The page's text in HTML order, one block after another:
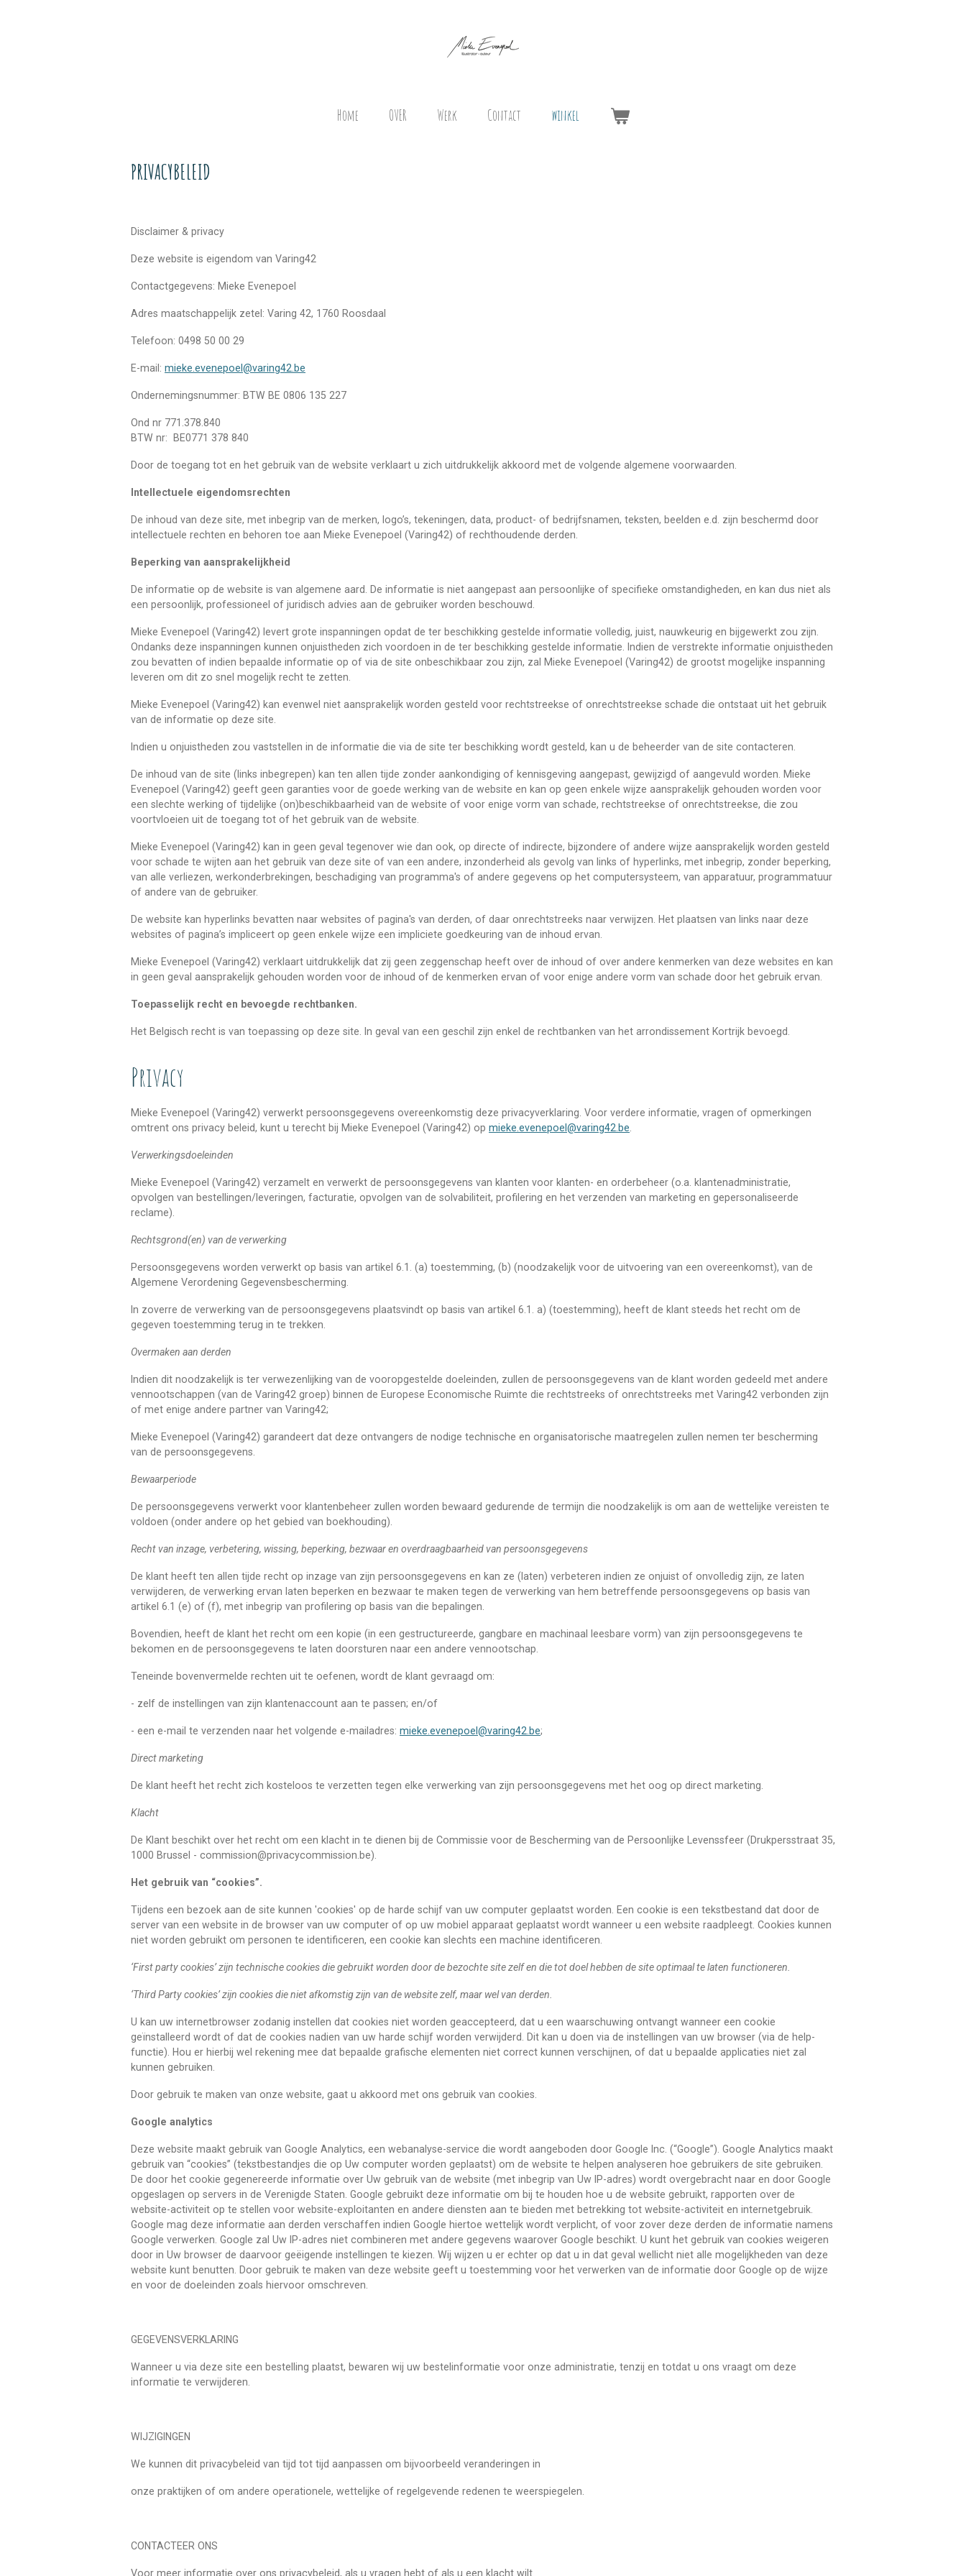
Home OVER Werk Contact winkel
PRIVACYBELEID
Disclaimer & privacy
Deze website is eigendom van Varing42
Contactgegevens: Mieke Evenepoel
Adres maatschappelijk zetel: Varing 42, 1760 Roosdaal
Telefoon: 0498 50 00 29
E-mail: mieke.evenepoel@varing42.be
Ondernemingsnummer: BTW BE 0806 135 227
Ond nr 771.378.840
BTW nr: BE0771 378 840
Door de toegang tot en het gebruik van de website verklaart u zich uitdrukkelijk akkoord met de volgende algemene voorwaarden.
Intellectuele eigendomsrechten
De inhoud van deze site, met inbegrip van de merken, logo’s, tekeningen, data, product- of bedrijfsnamen, teksten, beelden e.d. zijn beschermd door
intellectuele rechten en behoren toe aan Mieke Evenepoel (Varing42) of rechthoudende derden.
Beperking van aansprakelijkheid
De informatie op de website is van algemene aard. De informatie is niet aangepast aan persoonlijke of specifieke omstandigheden, en kan dus niet als
een persoonlijk, professioneel of juridisch advies aan de gebruiker worden beschouwd.
Mieke Evenepoel (Varing42) levert grote inspanningen opdat de ter beschikking gestelde informatie volledig, juist, nauwkeurig en bijgewerkt zou zijn.
Ondanks deze inspanningen kunnen onjuistheden zich voordoen in de ter beschikking gestelde informatie. Indien de verstrekte informatie onjuistheden
zou bevatten of indien bepaalde informatie op of via de site onbeschikbaar zou zijn, zal Mieke Evenepoel (Varing42) de grootst mogelijke inspanning
leveren om dit zo snel mogelijk recht te zetten.
Mieke Evenepoel (Varing42) kan evenwel niet aansprakelijk worden gesteld voor rechtstreekse of onrechtstreekse schade die ontstaat uit het gebruik
van de informatie op deze site.
Indien u onjuistheden zou vaststellen in de informatie die via de site ter beschikking wordt gesteld, kan u de beheerder van de site contacteren.
De inhoud van de site (links inbegrepen) kan ten allen tijde zonder aankondiging of kennisgeving aangepast, gewijzigd of aangevuld worden. Mieke
Evenepoel (Varing42) geeft geen garanties voor de goede werking van de website en kan op geen enkele wijze aansprakelijk gehouden worden voor
een slechte werking of tijdelijke (on)beschikbaarheid van de website of voor enige vorm van schade, rechtstreekse of onrechtstreekse, die zou
voortvloeien uit de toegang tot of het gebruik van de website.
Mieke Evenepoel (Varing42) kan in geen geval tegenover wie dan ook, op directe of indirecte, bijzondere of andere wijze aansprakelijk worden gesteld
voor schade te wijten aan het gebruik van deze site of van een andere, inzonderheid als gevolg van links of hyperlinks, met inbegrip, zonder beperking,
van alle verliezen, werkonderbrekingen, beschadiging van programma's of andere gegevens op het computersysteem, van apparatuur, programmatuur
of andere van de gebruiker.
De website kan hyperlinks bevatten naar websites of pagina's van derden, of daar onrechtstreeks naar verwijzen. Het plaatsen van links naar deze
websites of pagina’s impliceert op geen enkele wijze een impliciete goedkeuring van de inhoud ervan.
Mieke Evenepoel (Varing42) verklaart uitdrukkelijk dat zij geen zeggenschap heeft over de inhoud of over andere kenmerken van deze websites en kan
in geen geval aansprakelijk gehouden worden voor de inhoud of de kenmerken ervan of voor enige andere vorm van schade door het gebruik ervan.
Toepasselijk recht en bevoegde rechtbanken.
Het Belgisch recht is van toepassing op deze site. In geval van een geschil zijn enkel de rechtbanken van het arrondissement Kortrijk bevoegd.
Privacy
Mieke Evenepoel (Varing42) verwerkt persoonsgegevens overeenkomstig deze privacyverklaring. Voor verdere informatie, vragen of opmerkingen
omtrent ons privacy beleid, kunt u terecht bij Mieke Evenepoel (Varing42) op mieke.evenepoel@varing42.be
Verwerkingsdoeleinden
Mieke Evenepoel (Varing42) verzamelt en verwerkt de persoonsgegevens van klanten voor klanten- en orderbeheer (o.a. klantenadministratie,
opvolgen van bestellingen/leveringen, facturatie, opvolgen van de solvabiliteit, profilering en het verzenden van marketing en gepersonaliseerde
reclame).
Rechtsgrond(en) van de verwerking
Persoonsgegevens worden verwerkt op basis van artikel 6.1. (a) toestemming, (b) (noodzakelijk voor de uitvoering van een overeenkomst), van de
Algemene Verordening Gegevensbescherming.
In zoverre de verwerking van de persoonsgegevens plaatsvindt op basis van artikel 6.1. a) (toestemming), heeft de klant steeds het recht om de
gegeven toestemming terug in te trekken.
Overmaken aan derden
Indien dit noodzakelijk is ter verwezenlijking van de vooropgestelde doeleinden, zullen de persoonsgegevens van de klant worden gedeeld met andere
vennootschappen (van de Varing42 groep) binnen de Europese Economische Ruimte die rechtstreeks of onrechtstreeks met Varing42 verbonden zijn
of met enige andere partner van Varing42;
Mieke Evenepoel (Varing42) garandeert dat deze ontvangers de nodige technische en organisatorische maatregelen zullen nemen ter bescherming
van de persoonsgegevens.
Bewaarperiode
De persoonsgegevens verwerkt voor klantenbeheer zullen worden bewaard gedurende de termijn die noodzakelijk is om aan de wettelijke vereisten te
voldoen (onder andere op het gebied van boekhouding).
Recht van inzage, verbetering, wissing, beperking, bezwaar en overdraagbaarheid van persoonsgegevens
De klant heeft ten allen tijde recht op inzage van zijn persoonsgegevens en kan ze (laten) verbeteren indien ze onjuist of onvolledig zijn, ze laten
verwijderen, de verwerking ervan laten beperken en bezwaar te maken tegen de verwerking van hem betreffende persoonsgegevens op basis van
artikel 6.1 (e) of (f), met inbegrip van profilering op basis van die bepalingen.
Bovendien, heeft de klant het recht om een kopie (in een gestructureerde, gangbare en machinaal leesbare vorm) van zijn persoonsgegevens te
bekomen en de persoonsgegevens te laten doorsturen naar een andere vennootschap.
Teneinde bovenvermelde rechten uit te oefenen, wordt de klant gevraagd om:
- zelf de instellingen van zijn klantenaccount aan te passen; en/of
- een e-mail te verzenden naar het volgende e-mailadres: mieke.evenepoel@varing42.be;
Direct marketing
De klant heeft het recht zich kosteloos te verzetten tegen elke verwerking van zijn persoonsgegevens met het oog op direct marketing.
Klacht
De Klant beschikt over het recht om een klacht in te dienen bij de Commissie voor de Bescherming van de Persoonlijke Levenssfeer (Drukpersstraat 35,
1000 Brussel - commission@privacycommission.be).
Het gebruik van “cookies”.
Tijdens een bezoek aan de site kunnen 'cookies' op de harde schijf van uw computer geplaatst worden. Een cookie is een tekstbestand dat door de
server van een website in de browser van uw computer of op uw mobiel apparaat geplaatst wordt wanneer u een website raadpleegt. Cookies kunnen
niet worden gebruikt om personen te identificeren, een cookie kan slechts een machine identificeren.
‘First party cookies’ zijn technische cookies die gebruikt worden door de bezochte site zelf en die tot doel hebben de site optimaal te laten functioneren.
‘Third Party cookies’ zijn cookies die niet afkomstig zijn van de website zelf, maar wel van derden.
U kan uw internetbrowser zodanig instellen dat cookies niet worden geaccepteerd, dat u een waarschuwing ontvangt wanneer een cookie
geïnstalleerd wordt of dat de cookies nadien van uw harde schijf worden verwijderd. Dit kan u doen via de instellingen van uw browser (via de help-
functie). Hou er hierbij wel rekening mee dat bepaalde grafische elementen niet correct kunnen verschijnen, of dat u bepaalde applicaties niet zal
kunnen gebruiken.
Door gebruik te maken van onze website, gaat u akkoord met ons gebruik van cookies.
Google analytics
Deze website maakt gebruik van Google Analytics, een webanalyse-service die wordt aangeboden door Google Inc. (“Google”). Google Analytics maakt
gebruik van “cookies” (tekstbestandjes die op Uw computer worden geplaatst) om de website te helpen analyseren hoe gebruikers de site gebruiken.
De door het cookie gegenereerde informatie over Uw gebruik van de website (met inbegrip van Uw IP-adres) wordt overgebracht naar en door Google
opgeslagen op servers in de Verenigde Staten. Google gebruikt deze informatie om bij te houden hoe u de website gebruikt, rapporten over de
website-activiteit op te stellen voor website-exploitanten en andere diensten aan te bieden met betrekking tot website-activiteit en internetgebruik.
Google mag deze informatie aan derden verschaffen indien Google hiertoe wettelijk wordt verplicht, of voor zover deze derden de informatie namens
Google verwerken. Google zal Uw IP-adres niet combineren met andere gegevens waarover Google beschikt. U kunt het gebruik van cookies weigeren
door in Uw browser de daarvoor geëigende instellingen te kiezen. Wij wijzen u er echter op dat u in dat geval wellicht niet alle mogelijkheden van deze
website kunt benutten. Door gebruik te maken van deze website geeft u toestemming voor het verwerken van de informatie door Google op de wijze
en voor de doeleinden zoals hiervoor omschreven.
GEGEVENSVERKLARING
Wanneer u via deze site een bestelling plaatst, bewaren wij uw bestelinformatie voor onze administratie, tenzij en totdat u ons vraagt om deze
informatie te verwijderen.
WIJZIGINGEN
We kunnen dit privacybeleid van tijd tot tijd aanpassen om bijvoorbeeld veranderingen in
onze praktijken of om andere operationele, wettelijke of regelgevende redenen te weerspiegelen.
CONTACTEER ONS
Voor meer informatie over ons privacybeleid, als u vragen hebt of als u een klacht wilt